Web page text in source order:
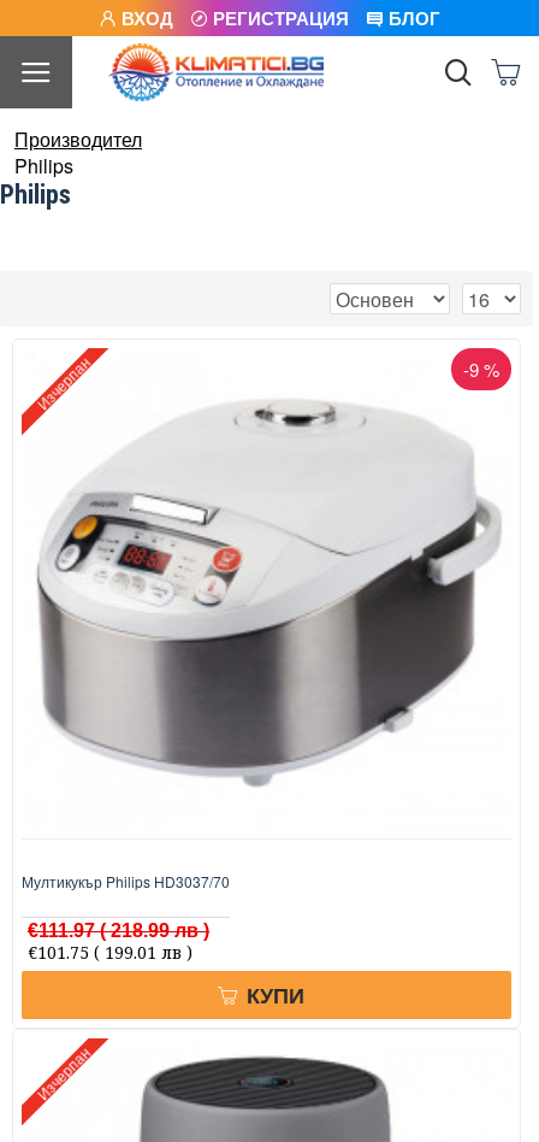
ВХОД РЕГИСТРАЦИЯ БЛОГ
Производител
Philips
Philips
-9 %
Изчерпан
Мултикукър Philips HD3037/70
€111.97( 218.99 лв )
€101.75 ( 199.01 лв )
КУПИ
Изчерпан